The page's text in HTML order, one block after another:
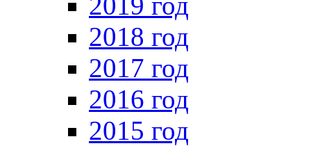
2018 год
2017 год
2016 год
2015 год